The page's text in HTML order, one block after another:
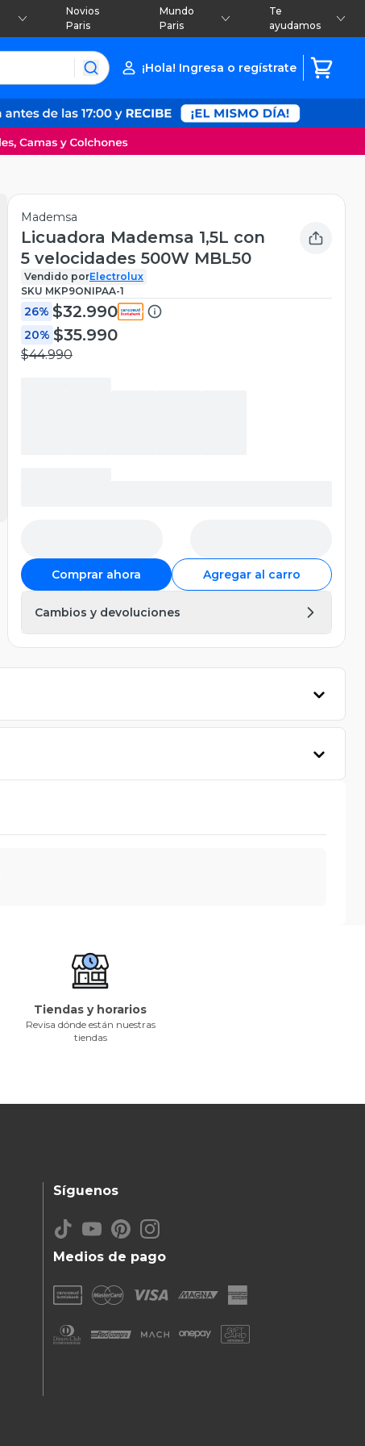
Novios
Paris
Mundo
Paris
Te
ayudamos
¡Hola! Ingresa o regístrate
Mademsa
Licuadora Mademsa 1,5L con
5 velocidades 500W MBL50
Vendido porElectrolux
SKU MKP9ONIPAA-1
26% $32.990
20% $35.990
$44.990
Comprar ahora Agregar al carro
Cambios y devoluciones
Tiendas y horarios
Revisa dónde están nuestras
tiendas
Medios de pago
Síguenos